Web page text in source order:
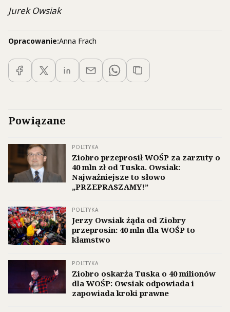
Jurek Owsiak
Opracowanie:Anna Frach
Powiązane
POLITYKA
Ziobro przeprosił WOŚP za zarzuty o
40 mln zł od Tuska. Owsiak:
Najważniejsze to słowo
„PRZEPRASZAMY!”
POLITYKA
Jerzy Owsiak żąda od Ziobry
przeprosin: 40 mln dla WOŚP to
kłamstwo
POLITYKA
Ziobro oskarża Tuska o 40 milionów
dla WOŚP: Owsiak odpowiada i
zapowiada kroki prawne